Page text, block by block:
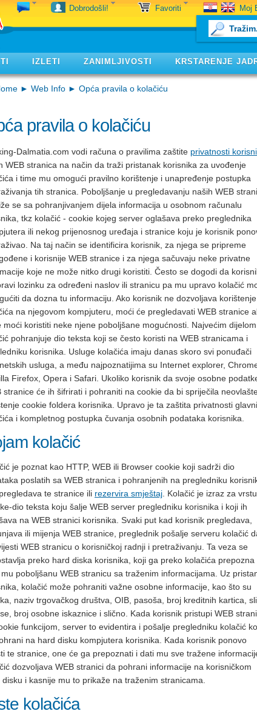
Dobrodošli! Favoriti Moj
IZLETI ZANIMLJIVOSTI KRSTARENJE
► Web Info ► Opća pravila o kolačiću
pravila o kolačiću
Dalmatia.com vodi računa o pravilima zaštite privatnosti
WEB stranica na način da traži pristanak korisnika za uvođenje
i time mu omogući pravilno korištenje i unapređenje postupka
tih stranica. Poboljšanje u pregledavanju naših WEB
se sa pohranjivanjem dijela informacija u osobnom računalu
tkz kolačić - cookie kojeg server oglašava preko preglednika
ili nekog prijenosnog uređaja i stranice koju je korisnik
Na taj način se identificira korisnik, za njega se pripreme
i korisnije WEB stranice i za njega sačuvaju neke privatne
koje ne može nitko drugi koristiti. Često se dogodi da
lozinku za određeni naslov ili stranicu pa mu upravo kolačić
da dozna tu informaciju. Ako korisnik ne dozvoljava korištenje
na njegovom kompjuteru, moći će pregledavati WEB stranice
moći koristiti neke njene poboljšane mogućnosti. Najvećim dijelom
pohranjuje dio teksta koji se često koristi na WEB stranicama i
korisnika. Usluge kolačića imaju danas skoro svi ponuđači
usluga, a među najpoznatijima su Internet explorer,
Firefox, Opera i Safari. Ukoliko korisnik da svoje osobne
stranice će ih šifrirati i pohraniti na cookie da bi spriječila
cookie foldera korisnika. Upravo je ta zaštita privatnosti
i kompletnog postupka čuvanja osobnih podataka korisnika.
kolačić
je poznat kao HTTP, WEB ili Browser cookie koji sadrži dio
poslatih sa WEB stranica i pohranjenih na pregledniku
te stranice ili rezervira smještaj . Kolačić je izraz za vrstu
dio teksta koju šalje WEB server pregledniku korisnika i koji ih
na WEB stranici korisnika. Svaki put kad korisnik pregledava,
ili mijenja WEB stranice, preglednik pošalje serveru kolačić
WEB stranicu o korisničkoj radnji i pretraživanju. Ta veza se
preko hard diska korisnika, koji ga preko kolačića prepozna
poboljšanu WEB stranicu sa traženim informacijama. Uz
kolačić može pohraniti važne osobne informacije, kao što su
naziv trgovačkog društva, OIB, pasoša, broj kreditnih kartica,
broj osobne iskaznice i slično. Kada korisnik pristupi WEB
funkcijom, server to evidentira i pošalje pregledniku kolačić
na hard disku kompjutera korisnika. Kada korisnik ponovo
te stranice, one će ga prepoznati i dati mu sve tražene
dozvoljava WEB stranici da pohrani informacije na korisničkom
disku i kasnije mu to prikaže na traženim stranicama.
kolačića